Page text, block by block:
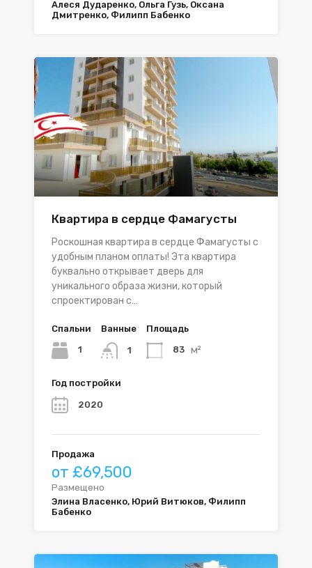
Алеся Дударенко, Ольга Гузь, Оксана
Дмитренко, Филипп Бабенко
Квартира в сердце Фамагусты
Роскошная квартира в сердце Фамагусты с
удобным планом оплаты! Эта квартира
буквально открывает дверь для
уникального образа жизни, который
спроектирован с…
Спальни
1
Ванные
1
Площадь
83 м²
Год постройки
2020
Продажа
от £69,500
Размещено
Элина Власенко, Юрий Витюков, Филипп
Бабенко